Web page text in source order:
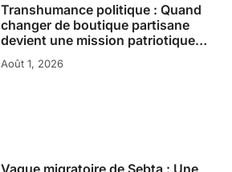
Transhumance politique : Quand
changer de boutique partisane
devient une mission patriotique…
Août 1, 2026
Vague migratoire de Sebta : Une